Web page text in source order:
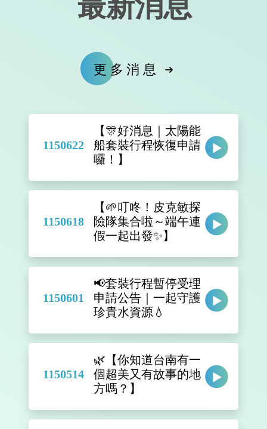
最新消息
更多消息
1150622
【🎊好消息｜太陽能
船套裝行程恢復申請
囉！】
1150618
【🌱叮咚！皮克敏探
險隊集合啦～端午連
假一起出發✨】
1150601
📢套裝行程暫停受理
申請公告｜一起守護
珍貴水資源💧
1150514
🌿【你知道台南有一
個超美又有故事的地
方嗎？】